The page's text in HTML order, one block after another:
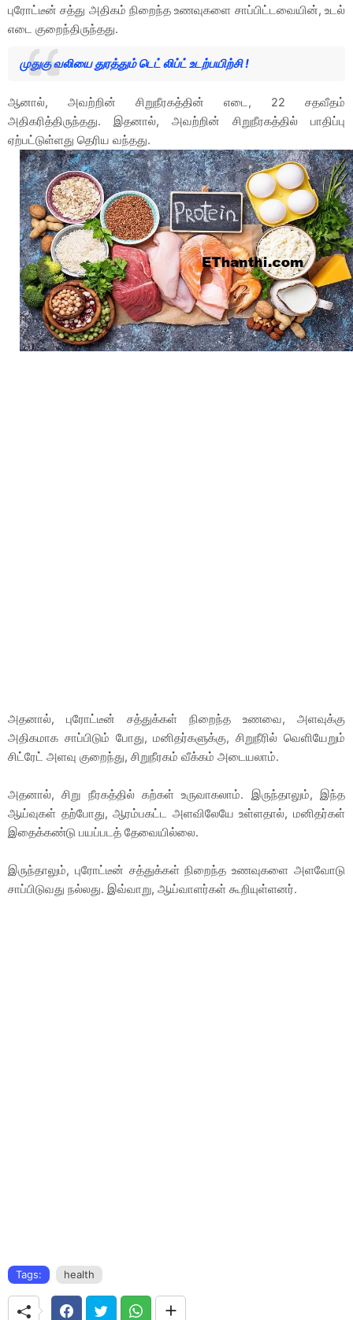
புரோட்டீன் சத்து அதிகம் நிறைந்த உணவுகளை சாப்பிட்டவையின், உடல்
எடை குறைந்திருந்தது.
முதுகு வலியை துரத்தும் டெட் லிப்ட் உடற்பயிற்சி !
ஆனால், அவற்றின் சிறுநீரகத்தின் எடை, 22 சதவீதம்
அதிகரித்திருந்தது. இதனால், அவற்றின் சிறுநீரகத்தில் பாதிப்பு
ஏற்பட்டுள்ளது தெரிய வந்தது.
அதனால், புரோட்டீன் சத்துக்கள் நிறைந்த உணவை, அளவுக்கு
அதிகமாக சாப்பிடும் போது, மனிதர்களுக்கு, சிறுநீரில் வெளியேறும்
சிட்ரேட் அளவு குறைந்து, சிறுநீரகம் வீக்கம் அடையலாம்.
அதனால், சிறு நீரகத்தில் கற்கள் உருவாகலாம். இருந்தாலும், இந்த
ஆய்வுகள் தற்போது, ஆரம்பகட்ட அளவிலேயே உள்ளதால், மனிதர்கள்
இதைக்கண்டு பயப்படத் தேவையில்லை.
இருந்தாலும், புரோட்டீன் சத்துக்கள் நிறைந்த உணவுகளை அளவோடு
சாப்பிடுவது நல்லது. இவ்வாறு, ஆய்வாளர்கள் கூறியுள்ளனர்.
Tags: health